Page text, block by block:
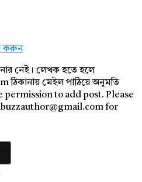
করুন
নেই। লেখক হতে হলে
মেইল পাঠিয়ে অনুমতি
permission to add post. Please
for